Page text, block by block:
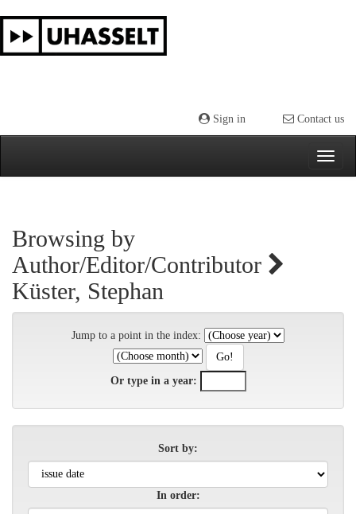
navigation
Sign in Contact us
Browsing by
Author/Editor/Contributor
Küster, Stephan
Jump to a point in the index:
Or type in a year:
Sort by:
In order: